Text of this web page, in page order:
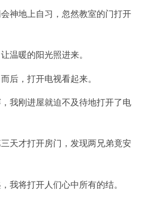
神地上自习，忽然教室的门打开
温暖的阳光照进来。
后，打开电视看起来。
我刚进屋就迫不及待地打开了电
天才打开房门，发现两兄弟竟安
我将打开人们心中所有的结。